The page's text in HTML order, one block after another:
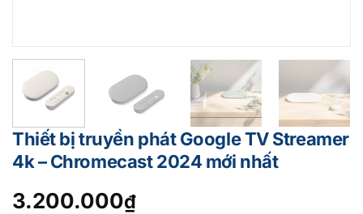
Thiết bị truyền phát Google TV Streamer
4k – Chromecast 2024 mới nhất
3.200.000₫